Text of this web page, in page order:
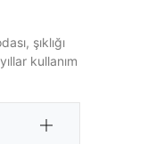
şıklığı
kullanım